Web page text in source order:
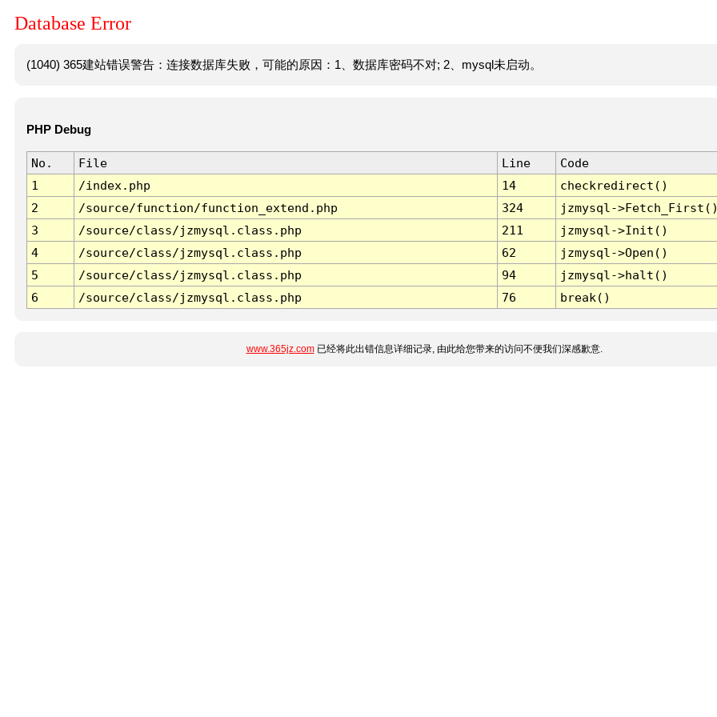
Database Error
(1040) 365建站错误警告：连接数据库失败，可能的原因：1、数据库密码不对; 2、mysql未启动。
PHP Debug
No. File Line
Code
1
/index.php 14
checkredirect()
2
/source/function/function_extend.php 324
jzmysql-
3
/source/class/jzmysql.class.php 211
jzmysql->Init()
4
/source/class/jzmysql.class.php 62
jzmysql->Open()
5
/source/class/jzmysql.class.php 94
jzmysql->halt()
6
/source/class/jzmysql.class.php 76 break()
www.365jz.com已经将此出错信息详细记录, 由此给您带来的访问不便我们深感歉意.